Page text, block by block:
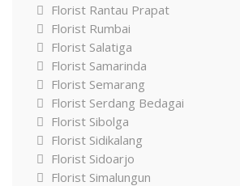
Florist Rantau Prapat
Florist Rumbai
Florist Salatiga
Florist Samarinda
Florist Semarang
Florist Serdang Bedagai
Florist Sibolga
Florist Sidikalang
Florist Sidoarjo
Florist Simalungun